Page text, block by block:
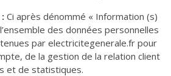
Ci après dénommé « Information (s)
des données personnelles
par electricitegenerale.fr pour
de la gestion de la relation client
et de statistiques.